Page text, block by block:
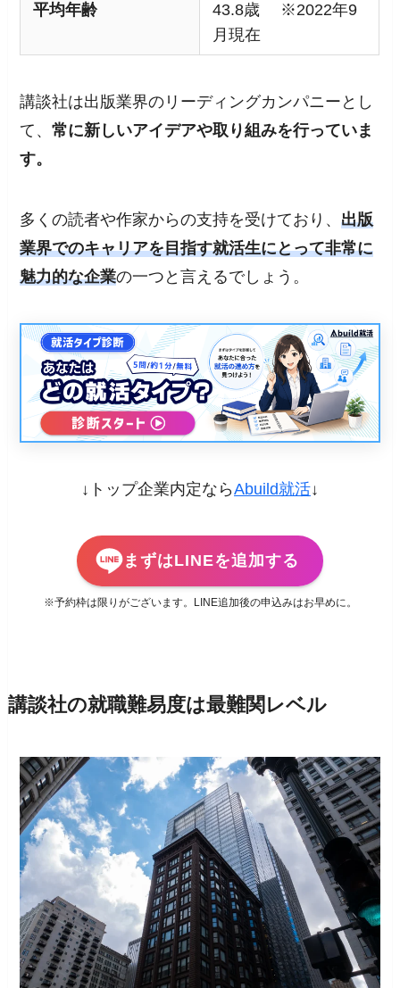
平均年齢
43.8歳 ※2022年9
月現在
講談社は出版業界のリーディングカンパニーとし
て、常に新しいアイデアや取り組みを行っていま
す。
多くの読者や作家からの支持を受けており、出版
業界でのキャリアを目指す就活生にとって非常に
魅力的な企業の一つと言えるでしょう。
↓トップ企業内定ならAbuild就活↓
まずはLINEを追加する
※予約枠は限りがございます。LINE追加後の申込みはお早めに。
講談社の就職難易度は最難関レベル